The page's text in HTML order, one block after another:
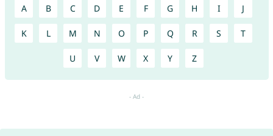
A B C D E F G H I J
K L M N O P Q R S T
U V W X Y Z